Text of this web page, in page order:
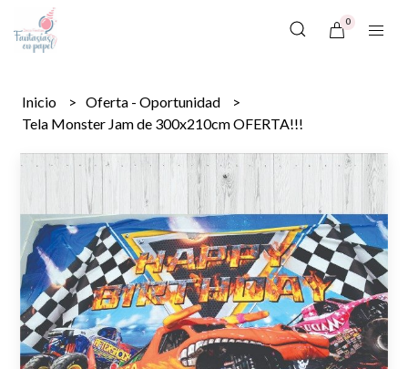
0
Inicio
Oferta - Oportunidad
Tela Monster Jam de 300x210cm OFERTA!!!